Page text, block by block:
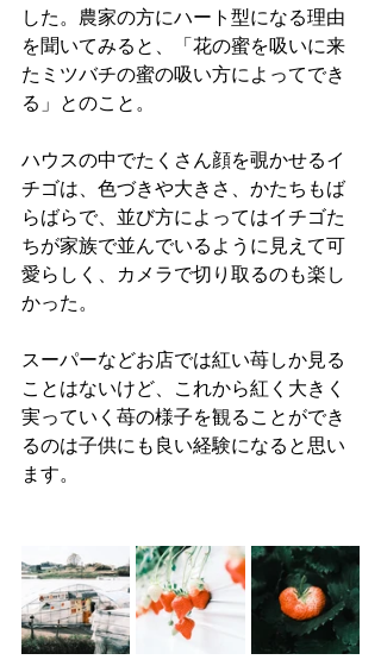
した。農家の方にハート型になる理由
を聞いてみると、「花の蜜を吸いに来
たミツバチの蜜の吸い方によってでき
る」とのこと。
ハウスの中でたくさん顔を覗かせるイ
チゴは、色づきや大きさ、かたちもば
らばらで、並び方によってはイチゴた
ちが家族で並んでいるように見えて可
愛らしく、カメラで切り取るのも楽し
かった。
スーパーなどお店では紅い苺しか見る
ことはないけど、これから紅く大きく
実っていく苺の様子を観ることができ
るのは子供にも良い経験になると思い
ます。